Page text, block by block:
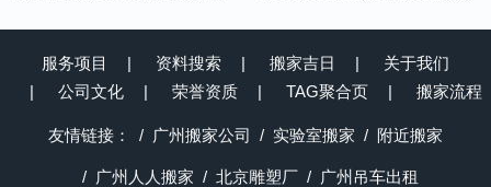
服务项目 资料搜索 搬家吉日
关于我们
公司文化
荣誉资质 TAG聚合页 搬家流程
友情链接： 广州搬家公司 实验室搬家 附近搬家
广州人人搬家 北京雕塑厂 广州吊车出租